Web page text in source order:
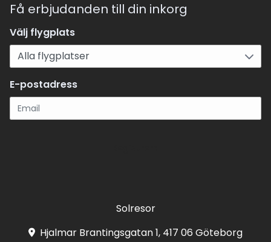
Få erbjudanden till din inkorg
Välj flygplats
E-postadress
Solresor
Hjalmar Brantingsgatan 1, 417 06 Göteborg